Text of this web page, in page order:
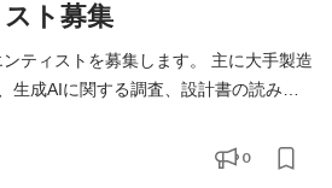
ト募集
ティストを募集します。 主に大手製造
生成AIに関する調査、設計書の読み取
チームの事業の柱となって活躍してい
拡大を受け、クライアントのニーズに
0